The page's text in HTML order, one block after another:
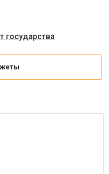
государства